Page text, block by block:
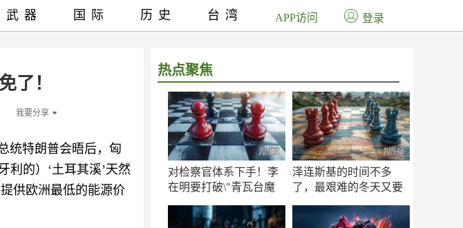
了！
我要分享
统特朗普会晤后，匈
利的）‘土耳其溪’天然
供欧洲最低的能源价
热点聚焦
对检察官体系下手！李
在明要打破\"青瓦台魔
泽连斯基的时间不多
了，最艰难的冬天又要
武器 国际 历史 台湾 APP访问 登录